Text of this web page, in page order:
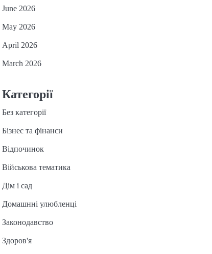
June 2026
May 2026
April 2026
March 2026
Категорії
Без категорії
Бізнес та фінанси
Відпочинок
Військова тематика
Дім і сад
Домашнні улюбленці
Законодавство
Здоров'я